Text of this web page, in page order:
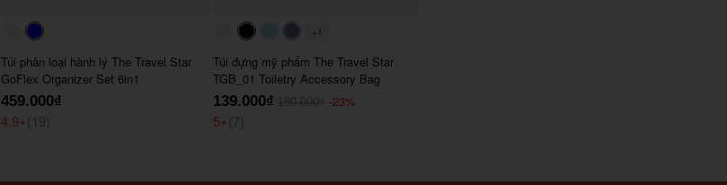
#faf0e6
Túi phân loại hành lý The Travel Star
GoFlex Organizer Set 6in1
459.000₫
4.9⭑ (19)
#faf0e6#000000#ADD8E6
+1
Túi đựng mỹ phẩm The Travel Star
TGB_01 Toiletry Accessory Bag
139.000₫ 180.000₫ -23%
5⭑ (7)